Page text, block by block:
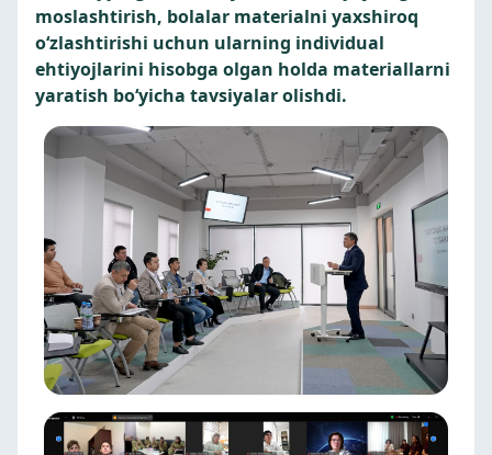
moslashtirish, bolalar materialni yaxshiroq
o‘zlashtirishi uchun ularning individual
ehtiyojlarini hisobga olgan holda materiallarni
yaratish bo‘yicha tavsiyalar olishdi.